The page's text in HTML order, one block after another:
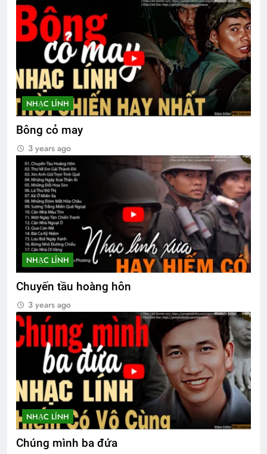
NHẠC LÍNH
Bông cỏ may
3 years ago
NHẠC LÍNH
Chuyến tầu hoàng hôn
3 years ago
NHẠC LÍNH
Chúng mình ba đứa